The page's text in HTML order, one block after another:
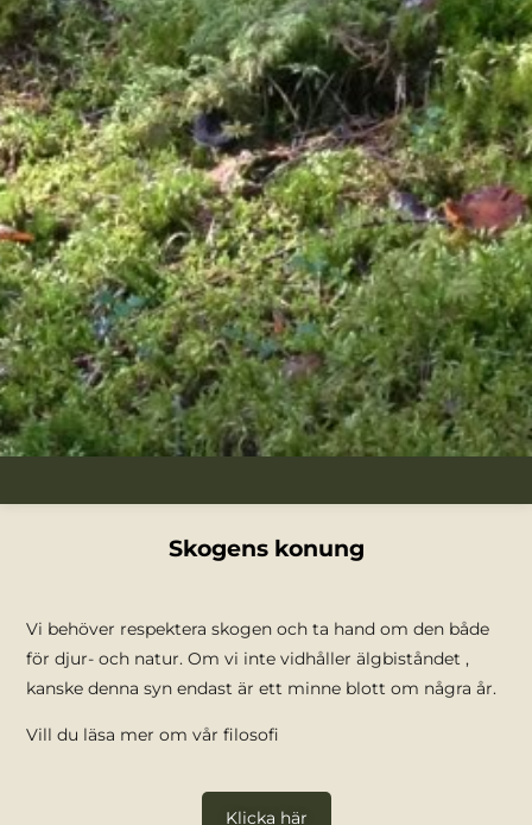
Skogens konung
Vi behöver respektera skogen och ta hand om den både
för djur- och natur. Om vi inte vidhåller älgbiståndet ,
kanske denna syn endast är ett minne blott om några år.
Vill du läsa mer om vår filosofi
Klicka här